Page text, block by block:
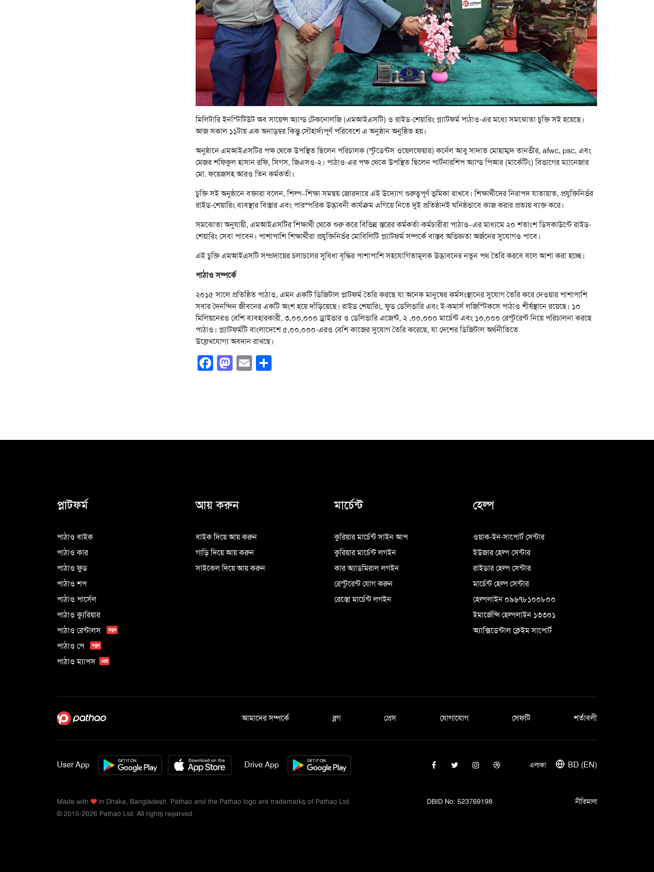
মিলিটারি ইনস্টিটিউট অব সায়েন্স অ্যান্ড টেকনোলজি (এমআইএসটি) ও রাইড-শেয়ারিং প্ল্যাটফর্ম পাঠাও-এর মধ্যে সমঝোতা চুক্তি সই হয়েছে।
আজ সকাল ১১টায় এক অনাড়ম্বর কিন্তু সৌহার্দ্যপূর্ণ পরিবেশে এ অনুষ্ঠান অনুষ্ঠিত হয়।
অনুষ্ঠানে এমআইএসটির পক্ষ থেকে উপস্থিত ছিলেন পরিচালক (স্টুডেন্টস ওয়েলফেয়ার) কর্নেল আবু সাদাত মোহাম্মদ তানভীর, afwc, psc, এবং
মেজর শফিকুল হাসান রফি, সিগস, জিএসও-২। পাঠাও-এর পক্ষ থেকে উপস্থিত ছিলেন পার্টনারশিপ অ্যান্ড পিআর (মার্কেটিং) বিভাগের ম্যানেজার
মো. ফয়েজসহ আরও তিন কর্মকর্তা।
চুক্তি সই অনুষ্ঠানে বক্তারা বলেন, শিল্প–শিক্ষা সমন্বয় জোরদারে এই উদ্যোগ গুরুত্বপূর্ণ ভূমিকা রাখবে। শিক্ষার্থীদের নিরাপদ যাতায়াত, প্রযুক্তিনির্ভর
রাইড-শেয়ারিং ব্যবস্থার বিস্তার এবং পারস্পরিক উদ্ভাবনী কার্যক্রম এগিয়ে নিতে দুই প্রতিষ্ঠানই ঘনিষ্ঠভাবে কাজ করার প্রত্যয় ব্যক্ত করে।
সমঝোতা অনুযায়ী, এমআইএসটির শিক্ষার্থী থেকে শুরু করে বিভিন্ন স্তরের কর্মকর্তা-কর্মচারীরা পাঠাও–এর মাধ্যমে ২০ শতাংশ ডিসকাউন্টে রাইড-
শেয়ারিং সেবা পাবেন। পাশাপাশি শিক্ষার্থীরা প্রযুক্তিনির্ভর মোবিলিটি প্ল্যাটফর্ম সম্পর্কে বাস্তব অভিজ্ঞতা অর্জনের সুযোগও পাবে।
এই চুক্তি এমআইএসটি সম্প্রদায়ের চলাচলের সুবিধা বৃদ্ধির পাশাপাশি সহযোগিতামূলক উদ্ভাবনের নতুন পথ তৈরি করবে বলে আশা করা হচ্ছে।
পাঠাও সম্পর্কে
২০১৫ সালে প্রতিষ্ঠিত পাঠাও, এমন একটি ডিজিটাল প্লাটফর্ম তৈরি করছে যা অনেক মানুষের কর্মসংস্থানের সুযোগ তৈরি করে দেওয়ার পাশাপাশি
সবার দৈনন্দিন জীবনের একটি অংশ হয়ে দাঁড়িয়েছে। রাইড শেয়ারিং, ফুড ডেলিভারি এবং ই-কমার্স লজিস্টিকসে পাঠাও শীর্ষস্থানে রয়েছে। ১০
মিলিয়নেরও বেশি ব্যবহারকারী, ৩,০০,০০০ ড্রাইভার ও ডেলিভারি এজেন্ট, ২ ,০০,০০০ মার্চেন্ট এবং ১০,০০০ রেস্টুরেন্ট নিয়ে পরিচালনা করছে
পাঠাও। প্ল্যাটফর্মটি বাংলাদেশে ৫,০০,০০০-এরও বেশি কাজের সুযোগ তৈরি করেছে, যা দেশের ডিজিটাল অর্থনীতিতে
উল্লেখযোগ্য অবদান রাখছে।
Facebook
Mastodon
Email
প্লাটফর্ম
পাঠাও বাইক
পাঠাও কার
পাঠাও ফুড
পাঠাও শপ
পাঠাও পার্সেল
পাঠাও ক্যুরিয়ার
পাঠাও রেন্টালস
নতুন
পাঠাও পে নতুন
পাঠাও ম্যাপস বেটা
আয় করুন
বাইক দিয়ে আয় করুন
গাড়ি দিয়ে আয় করুন
সাইকেল দিয়ে আয় করুন
মার্চেন্ট
কুরিয়ার মার্চেন্ট সাইন আপ
কুরিয়ার মার্চেন্ট লগইন
কার অ্যাডমিরাল লগইন
রেস্টুরেন্ট যোগ করুন
রেস্তো মার্চেন্ট লগইন
হেল্প
ওয়াক-ইন-সাপোর্ট সেন্টার
ইউজার হেল্প সেন্টার
রাইডার হেল্প সেন্টার
মার্চেন্ট হেল্প সেন্টার
হেল্পলাইন ০৯৬৭৮১০০৮০০
ইমার্জেন্সি হেল্পলাইন ১৩৩০১
অ্যাক্সিডেন্টাল ক্লেইম সাপোর্ট
আমাদের সম্পর্কে ব্লগ প্রেস যোগাযোগ সেফটি শর্তাবলী
User App Drive App এলাকা BD (EN)
DBID No: 523769198 নীতিমালা
Made with
in Dhaka, Bangladesh. Pathao and the Pathao logo are trademarks of Pathao Ltd.
© 2015-2026 Pathao Ltd. All rights reserved.